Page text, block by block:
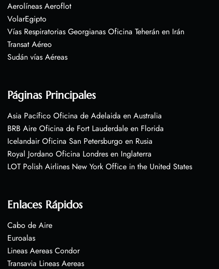
Aerolíneas Aeroflot
VolarEgipto
Vías Respiratorias Georgianas Oficina Teherán en Irán
Transat Aéreo
Sudán vías Aéreas
Páginas Principales
Asia Pacífico Oficina de Adelaida en Australia
BRB Aire Oficina de Fort Lauderdale en Florida
Icelandair Oficina San Petersburgo en Rusia
Royal Jordano Oficina Londres en Inglaterra
LOT Polish Airlines New York Office in the United States
Enlaces Rápidos
Cabo de Aire
Euroalas
Lineas Aereas Condor
Transavia Lineas Aereas